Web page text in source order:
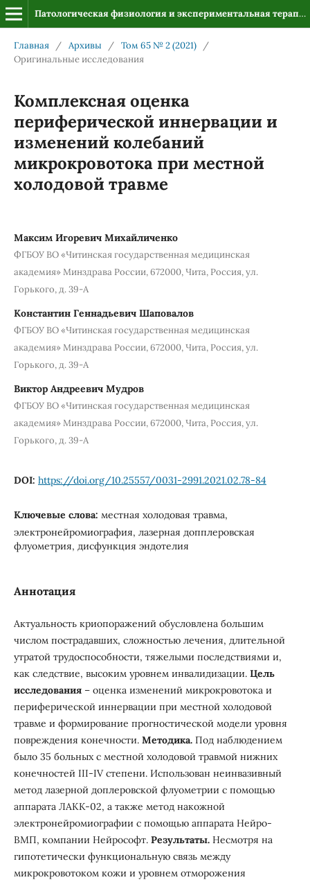
Патологическая физиология и экспериментальная терапия
Главная / Архивы / Том 65 № 2 (2021)
/
Оригинальные исследования
Комплексная оценка
периферической иннервации и
изменений колебаний
микрокровотока при местной
холодовой травме
Максим Игоревич Михайличенко
ФГБОУ ВО «Читинская государственная медицинская
академия» Минздрава России, 672000, Чита, Россия, ул.
Горького, д. 39-А
Константин Геннадьевич Шаповалов
ФГБОУ ВО «Читинская государственная медицинская
академия» Минздрава России, 672000, Чита, Россия, ул.
Горького, д. 39-А
Виктор Андреевич Мудров
ФГБОУ ВО «Читинская государственная медицинская
академия» Минздрава России, 672000, Чита, Россия, ул.
Горького, д. 39-А
DOI: https://doi.org/10.25557/0031-2991.2021.02.78-84
Ключевые слова: местная холодовая травма,
электронейромиография, лазерная допплеровская
флуометрия, дисфункция эндотелия
Аннотация
Актуальность криопоражений обусловлена большим
числом пострадавших, сложностью лечения, длительной
утратой трудоспособности, тяжелыми последствиями и,
как следствие, высоким уровнем инвалидизации. Цель
исследования– оценка изменений микрокровотока и
периферической иннервации при местной холодовой
травме и формирование прогностической модели уровня
повреждения конечности. Методика.Под наблюдением
было 35 больных с местной холодовой травмой нижних
конечностей III-IV степени. Использован неинвазивный
метод лазерной доплеровской флуометрии с помощью
аппарата ЛАКК-02, а также метод накожной
электронейромиографии с помощью аппарата Нейро-
ВМП, компании Нейрософт. Результаты.Несмотря на
гипотетически функциональную связь между
микрокровотоком кожи и уровнем отморожения